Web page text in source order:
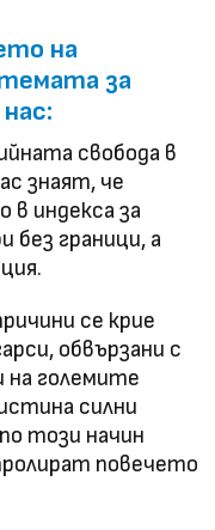
на
за
свобода в
знаят, че
индекса за
без граници, а
се крие
обвързани с
големите
силни
този начин
повечето